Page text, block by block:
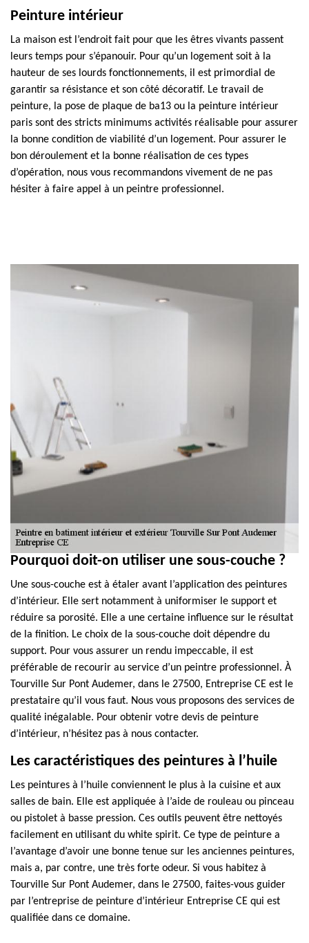
Peinture intérieur
La maison est l’endroit fait pour que les êtres vivants passent
leurs temps pour s’épanouir. Pour qu’un logement soit à la
hauteur de ses lourds fonctionnements, il est primordial de
garantir sa résistance et son côté décoratif. Le travail de
peinture, la pose de plaque de ba13 ou la peinture intérieur
paris sont des stricts minimums activités réalisable pour assurer
la bonne condition de viabilité d’un logement. Pour assurer le
bon déroulement et la bonne réalisation de ces types
d’opération, nous vous recommandons vivement de ne pas
hésiter à faire appel à un peintre professionnel.
Pourquoi doit-on utiliser une sous-couche ?
Une sous-couche est à étaler avant l’application des peintures
d’intérieur. Elle sert notamment à uniformiser le support et
réduire sa porosité. Elle a une certaine influence sur le résultat
de la finition. Le choix de la sous-couche doit dépendre du
support. Pour vous assurer un rendu impeccable, il est
préférable de recourir au service d’un peintre professionnel. À
Tourville Sur Pont Audemer, dans le 27500, Entreprise CE est le
prestataire qu’il vous faut. Nous vous proposons des services de
qualité inégalable. Pour obtenir votre devis de peinture
d’intérieur, n’hésitez pas à nous contacter.
Les caractéristiques des peintures à l’huile
Les peintures à l’huile conviennent le plus à la cuisine et aux
salles de bain. Elle est appliquée à l’aide de rouleau ou pinceau
ou pistolet à basse pression. Ces outils peuvent être nettoyés
facilement en utilisant du white spirit. Ce type de peinture a
l’avantage d’avoir une bonne tenue sur les anciennes peintures,
mais a, par contre, une très forte odeur. Si vous habitez à
Tourville Sur Pont Audemer, dans le 27500, faites-vous guider
par l’entreprise de peinture d’intérieur Entreprise CE qui est
qualifiée dans ce domaine.